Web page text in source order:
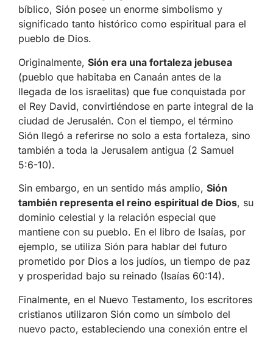
bíblico, Sión posee un enorme simbolismo y
significado tanto histórico como espiritual para el
pueblo de Dios.
Originalmente, Sión era una fortaleza jebusea
(pueblo que habitaba en Canaán antes de la
llegada de los israelitas) que fue conquistada por
el Rey David, convirtiéndose en parte integral de la
ciudad de Jerusalén. Con el tiempo, el término
Sión llegó a referirse no solo a esta fortaleza, sino
también a toda la Jerusalem antigua (2 Samuel
5:6-10).
Sin embargo, en un sentido más amplio, Sión
también representa el reino espiritual de Dios, su
dominio celestial y la relación especial que
mantiene con su pueblo. En el libro de Isaías, por
ejemplo, se utiliza Sión para hablar del futuro
prometido por Dios a los judíos, un tiempo de paz
y prosperidad bajo su reinado (Isaías 60:14).
Finalmente, en el Nuevo Testamento, los escritores
cristianos utilizaron Sión como un símbolo del
nuevo pacto, estableciendo una conexión entre el